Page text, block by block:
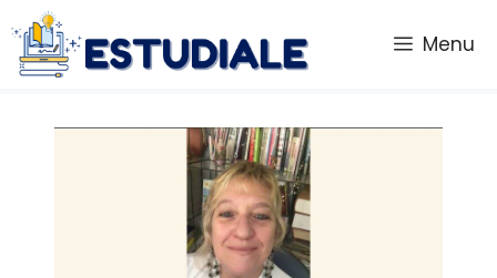
Saltar
al
contenido
Menu